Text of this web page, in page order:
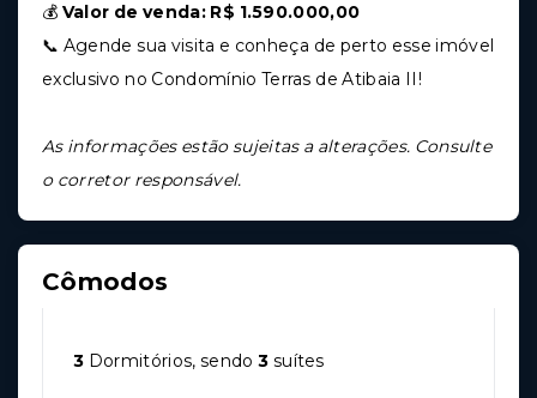
💰 Valor de venda: R$ 1.590.000,00
📞 Agende sua visita e conheça de perto esse imóvel
exclusivo no Condomínio Terras de Atibaia II!
As informações estão sujeitas a alterações. Consulte
o corretor responsável.
Cômodos
3 Dormitórios, sendo3 suítes